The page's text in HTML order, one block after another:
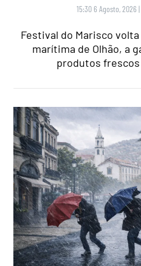
15:30 6 Agosto, 2026 |
Festival do Marisco
marítima de Olhão, a
produtos frescos